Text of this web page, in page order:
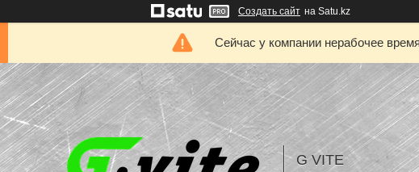
Создать сайт на Satu.kz
Сейчас у компании нерабочее
G VITE